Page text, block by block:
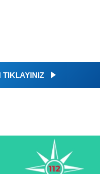
TIKLAYINIZ